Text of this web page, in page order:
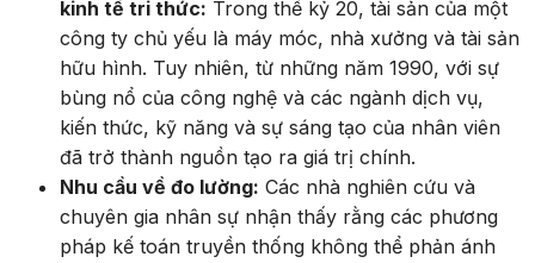
công ty chủ yếu là máy móc, nhà xưởng và tài sản
hữu hình. Tuy nhiên, từ những năm 1990, với sự
bùng nổ của công nghệ và các ngành dịch vụ,
kiến thức, kỹ năng và sự sáng tạo của nhân viên
đã trở thành nguồn tạo ra giá trị chính.
Nhu cầu về đo lường: Các nhà nghiên cứu và
chuyên gia nhân sự nhận thấy rằng các phương
pháp kế toán truyền thống không thể phản ánh